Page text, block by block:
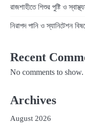
রাজশাহীতে শিশুর পুষ্টি ও
নিরাপদ পানি ও স্যানিটেশন
Recent
No comments to show.
Archives
August 2026